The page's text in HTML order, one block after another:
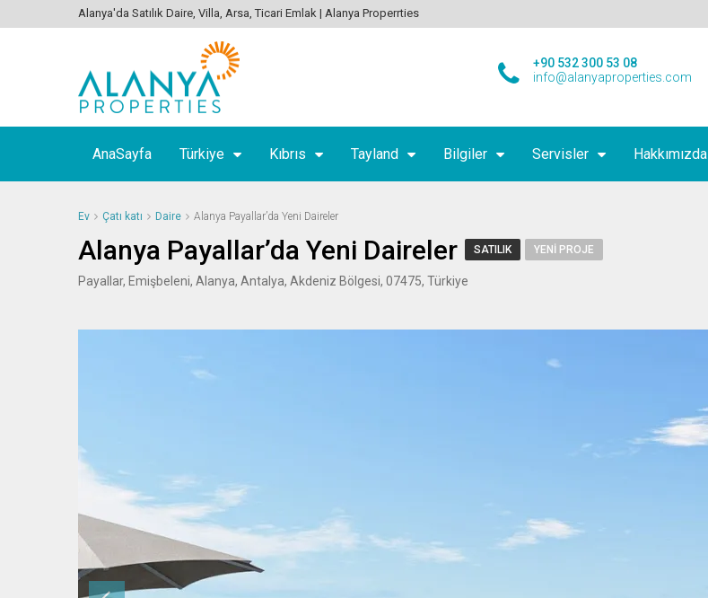
Alanya'da Satılık Daire, Villa, Arsa, Ticari Emlak | Alanya Properrties
+90 532 300 53 08
info@alanyaproperties.com
AnaSayfa Türkiye Kıbrıs Tayland Bilgiler Servisler Hakkımızda
Ev Çatı katı Daire Alanya Payallar’da Yeni Daireler
Alanya Payallar’da Yeni Daireler SATILIK YENI PROJE
Payallar, Emişbeleni, Alanya, Antalya, Akdeniz Bölgesi, 07475, Türkiye